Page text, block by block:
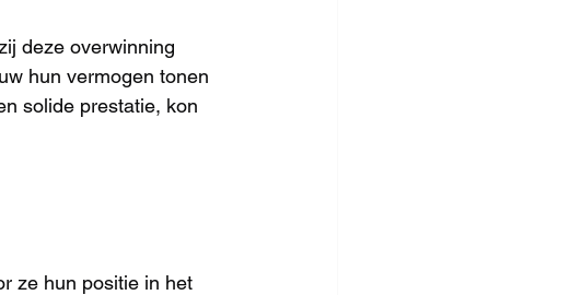
deze overwinning
hun vermogen tonen
solide prestatie, kon
ze hun positie in het